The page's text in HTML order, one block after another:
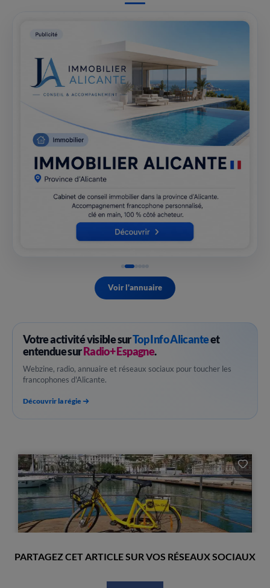
Voir l'annuaire
Votre activité visible surTop Info Alicanteet
entendue surRadio+ Espagne.
Webzine, radio, annuaire et réseaux sociaux pour toucher les
francophones d'Alicante.
Découvrir la régie
PARTAGEZ CET ARTICLE SUR VOS RÉSEAUX SOCIAUX